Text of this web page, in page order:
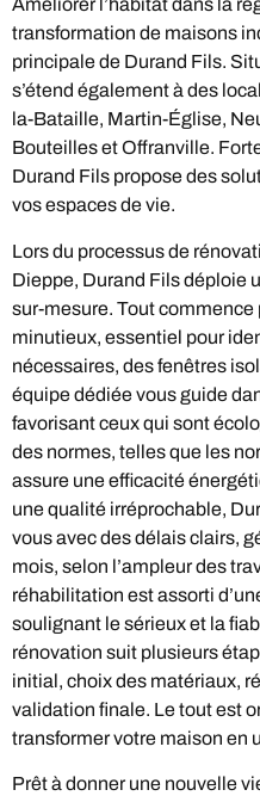
Améliorer l’habitat dans la
transformation de maisons
principale de Durand Fils.
s’étend également à des
la-Bataille, Martin-Église,
Bouteilles et Offranville.
Durand Fils propose des
vos espaces de vie.
Lors du processus de
Dieppe, Durand Fils déploie
sur-mesure. Tout
minutieux, essentiel pour
nécessaires, des fenêtres
équipe dédiée vous guide
favorisant ceux qui sont
des normes, telles que les
assure une efficacité
une qualité irréprochable,
vous avec des délais clairs,
mois, selon l’ampleur des
réhabilitation est assorti
soulignant le sérieux et la
rénovation suit plusieurs
initial, choix des matériaux,
validation finale. Le tout est
transformer votre maison en
Prêt à donner une nouvelle